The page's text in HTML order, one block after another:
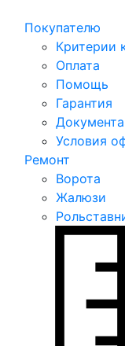
Покупателю
Критерии
Оплата
Помощь
Гарантия
Условия
Ремонт
Ворота
Жалюзи